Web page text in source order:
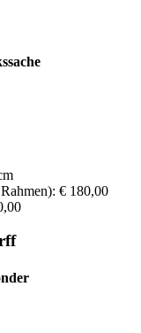
€ 180,00